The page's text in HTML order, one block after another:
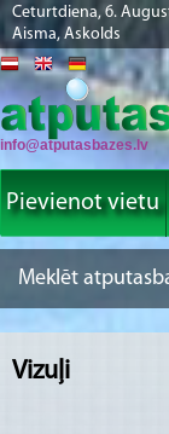
Ceturtdiena, 6.
Aisma, Askolds
info@atputasbazes.lv
Pievienot vietu
Vizuļi